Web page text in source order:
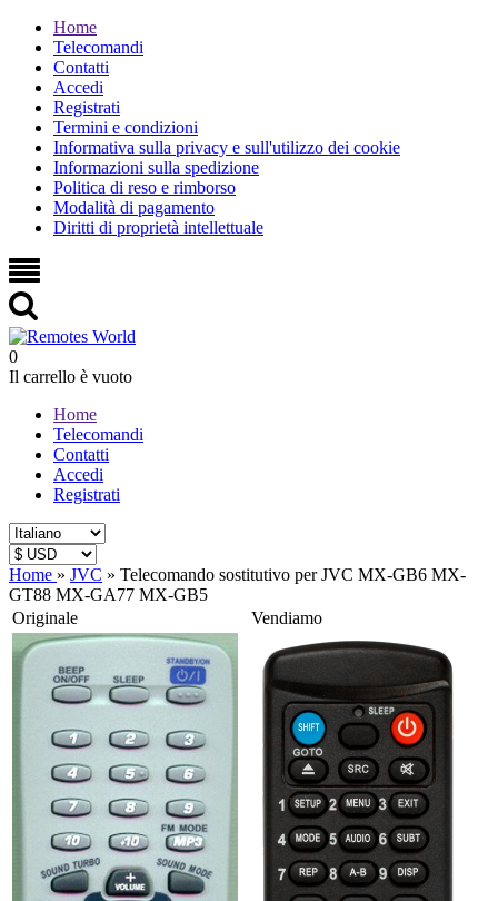
Home
Telecomandi
Contatti
Accedi
Registrati
Termini e condizioni
Informativa sulla privacy e sull'utilizzo dei cookie
Informazioni sulla spedizione
Politica di reso e rimborso
Modalità di pagamento
Diritti di proprietà intellettuale
0
Il carrello è vuoto
Home
Telecomandi
Contatti
Accedi
Registrati
Home » JVC » Telecomando sostitutivo per JVC MX-GB6 MX-
GT88 MX-GA77 MX-GB5
Originale
Vendiamo